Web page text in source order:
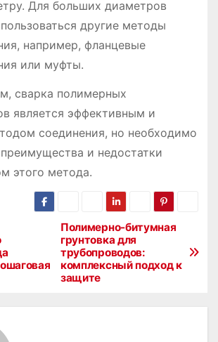
Для больших диаметров
другие методы
например, фланцевые
или муфты.
сварка полимерных
является эффективным и
соединения, но необходимо
и недостатки
этого метода.
Полимерно-битумная
грунтовка для
трубопроводов:
комплексный подход к
защите